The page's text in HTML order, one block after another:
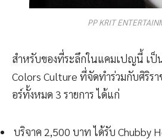
PP KRIT
สำหรับของที่ระลึกในแคมเปญนี้ เ
Colors Culture ที่จัดทำร่วมกับศิริร
อร์ทั้งหมด 3 รายการ ได้แก่
บริจาค 2,500 บาท ได้รับ Chubby